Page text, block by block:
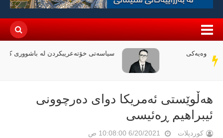
سەر
دێڕ
سیاسەتی خۆتەعریبکردن لە باشووری کوردستان
هەڵوێستی ئەمریكا دوای دەرچوونی
ئیبراهیم ڕەئیسی
کوردپلات 6/20/2021 10:08:00 ص